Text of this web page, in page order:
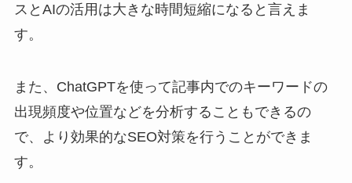
スとAIの活用は大きな時間短縮になると言えま
す。
また、ChatGPTを使って記事内でのキーワードの
出現頻度や位置などを分析することもできるの
で、より効果的なSEO対策を行うことができま
す。